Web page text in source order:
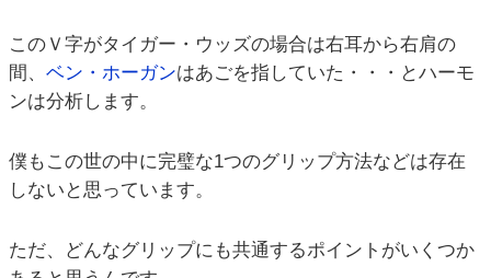
このＶ字がタイガー・ウッズの場合は右耳から右肩の
間、 ベン・ホーガンはあごを指していた・・・とハーモ
ンは分析します。
僕もこの世の中に完璧な1つのグリップ方法などは存在
しないと思っています。
ただ、どんなグリップにも共通するポイントがいくつか